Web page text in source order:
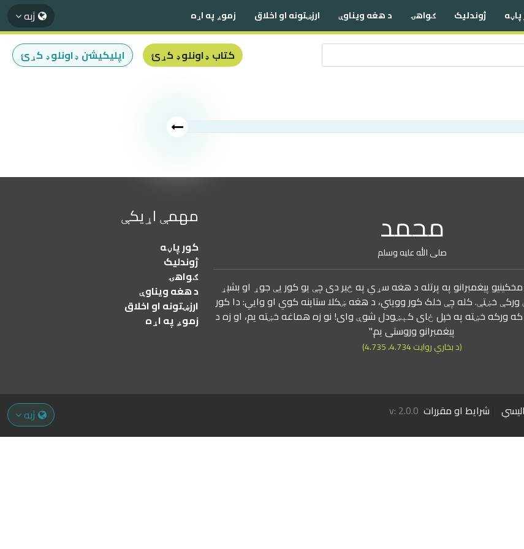
ژوندلیک ګواهۍ د هغه ویناوې ارزښتونه او اخلاق زموږ په اړه ژبه
کتاب ډاونلوډ کړئ اپلیکیشن ډاونلوډ کړئ
محمد
صلی الله علیه وسلم
پیغمبرانو په پرتله د هغه سړي په څیر دی چې یو کور یې جوړ او بشپړ
خښتې. کله چې خلک کور وویني، د هغه ښکلا ستاینه کوي او وايي: دا کور
ورکه خښته په خپل ځای کېښودل شوې وای! نو زه هماغه خښته یم، او زه د
پیغمبرانو وروستی یم."
(د بخاري روایت 4.734، 4.735)
مهمې اړیکې
کور پاڼه
ژوندلیک
ګواهۍ
د هغه ویناوې
ارزښتونه او اخلاق
زموږ په اړه
شرایط او مقررات v: 2.0.0 ژبه